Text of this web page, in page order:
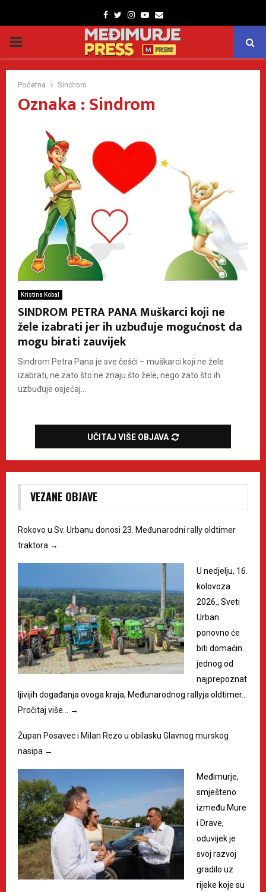
Facebook
TwitterInstagram
Youtube
Email
PRIMARY
MENU
Početna Sindrom
Oznaka : Sindrom
Kristina Kobal
SINDROM PETRA PANA Muškarci koji ne
žele izabrati jer ih uzbuđuje mogućnost da
mogu birati zauvijek
Sindrom Petra Pana je sve češći – muškarci koji ne žele
izabrati, ne zato što ne znaju što žele, nego zato što ih
uzbuđuje osjećaj...
UČITAJ VIŠE OBJAVA
VEZANE OBJAVE
Rokovo u Sv. Urbanu donosi 23. Međunarodni rally oldtimer
traktora →
U nedjelju, 16.
kolovoza
2026., Sveti
Urban
ponovno će
biti domaćin
jednog od
najprepoznat
ljivijih događanja ovoga kraja, Međunarodnog rallyja oldtimer…
Pročitaj više…
→
Župan Posavec i Milan Rezo u obilasku Glavnog murskog
nasipa →
Međimurje,
smješteno
između Mure
i Drave,
oduvijek je
svoj razvoj
gradilo uz
rijeke koje su